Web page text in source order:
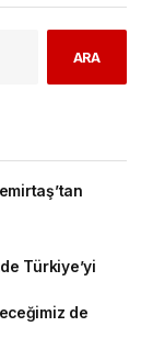
ARA
Türkiye’yi
de